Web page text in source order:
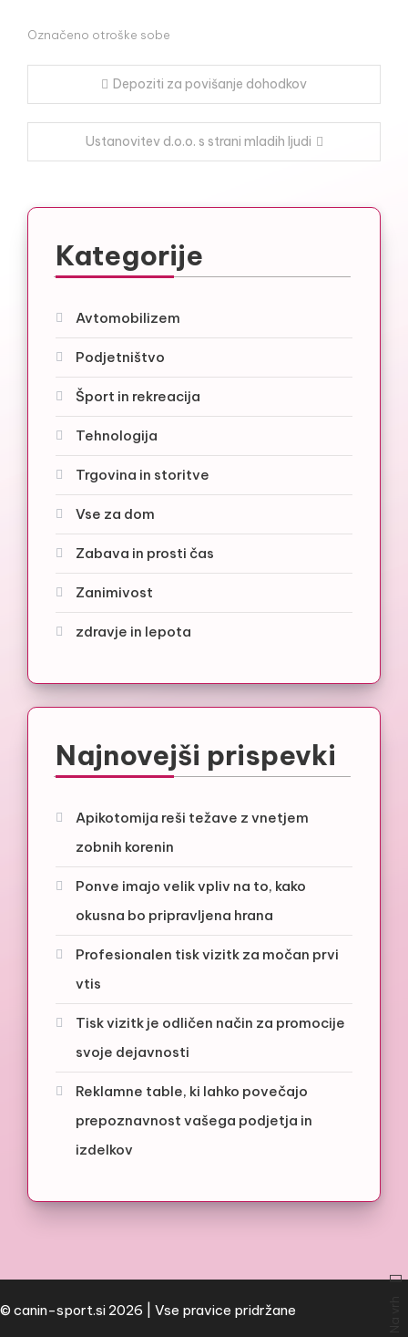
Označeno otroške sobe
Navigacija
prispevka
Depoziti za povišanje dohodkov
Ustanovitev d.o.o. s strani mladih ljudi
Kategorije
Avtomobilizem
Podjetništvo
Šport in rekreacija
Tehnologija
Trgovina in storitve
Vse za dom
Zabava in prosti čas
Zanimivost
zdravje in lepota
Najnovejši prispevki
Apikotomija reši težave z vnetjem
zobnih korenin
Ponve imajo velik vpliv na to, kako
okusna bo pripravljena hrana
Profesionalen tisk vizitk za močan prvi
vtis
Tisk vizitk je odličen način za promocije
svoje dejavnosti
Reklamne table, ki lahko povečajo
prepoznavnost vašega podjetja in
izdelkov
© canin-sport.si 2026 | Vse pravice pridržane